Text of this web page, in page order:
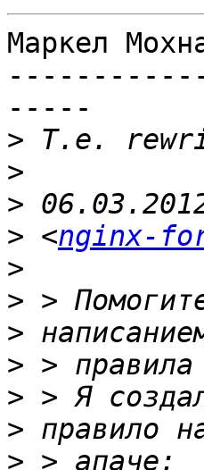
Маркел
-----
>
>
>
> <nginx-
>
>
>
>
>
>
>